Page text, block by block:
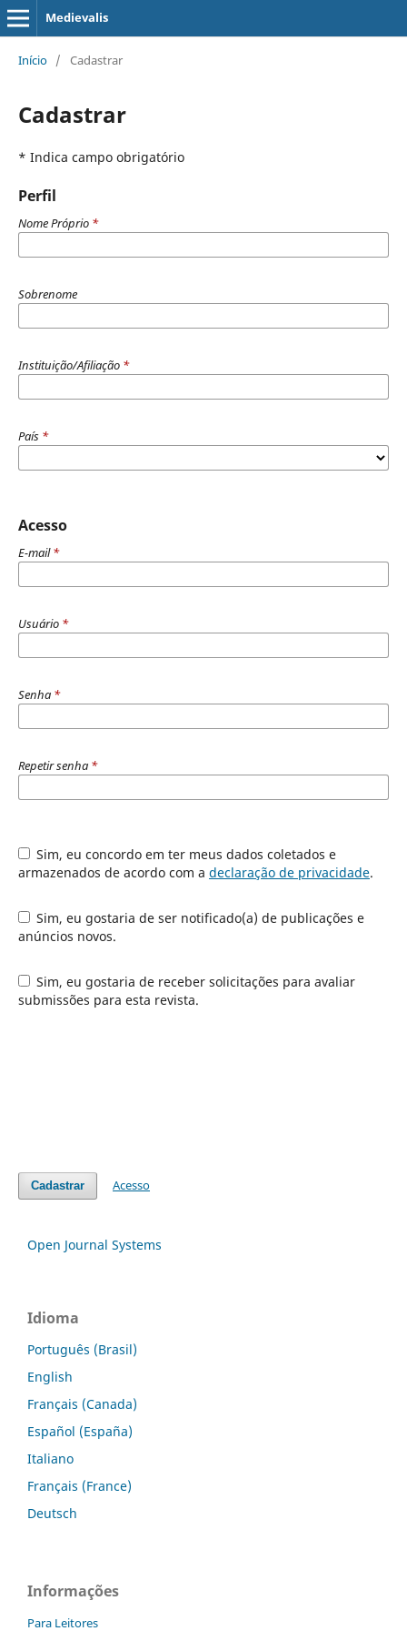
Medievalis
Início / Cadastrar
Cadastrar
* Indica campo obrigatório
Perfil
Nome Próprio *
Sobrenome
Instituição/Afiliação *
País *
Acesso
E-mail*
Usuário *
Senha *
Repetir senha *
Sim, eu concordo em ter meus dados coletados e
armazenados de acordo com a declaração de privacidade.
Sim, eu gostaria de ser notificado(a) de publicações e
anúncios novos.
Sim, eu gostaria de receber solicitações para avaliar
submissões para esta revista.
Cadastrar Acesso
Open Journal Systems
Idioma
Português (Brasil)
English
Français (Canada)
Español (España)
Italiano
Français (France)
Deutsch
Informações
Para Leitores